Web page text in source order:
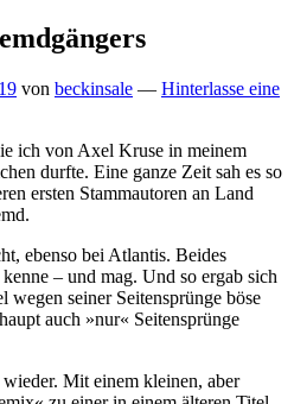
von beckinsale — Hinterlasse eine
ich von Axel Kruse in meinem
durfte. Eine ganze Zeit sah es so
ersten Stammautoren an Land
ebenso bei Atlantis. Beides
– und mag. Und so ergab sich
seiner Seitensprünge böse
auch »nur« Seitensprünge
Mit einem kleinen, aber